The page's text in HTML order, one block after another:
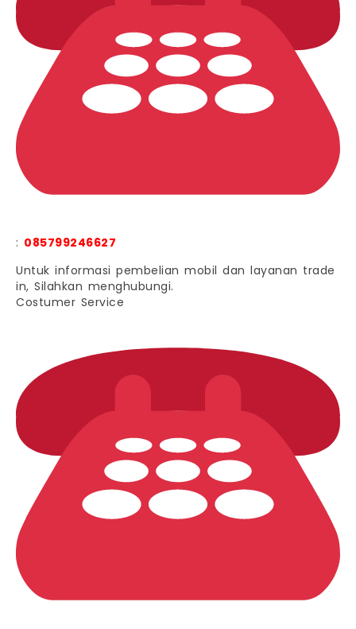
: 085799246627
Untuk informasi pembelian mobil dan layanan trade
in, Silahkan menghubungi.
Costumer Service